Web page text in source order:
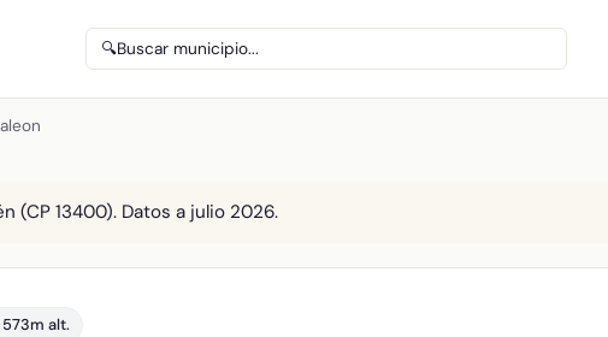
🔍Buscar municipio...
(CP 13400). Datos a julio 2026.
573m alt.